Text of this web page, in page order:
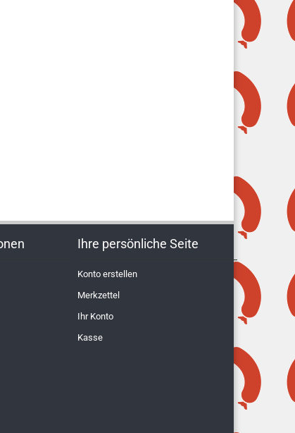
Ihre persönliche Seite
Konto erstellen
Merkzettel
Ihr Konto
Kasse